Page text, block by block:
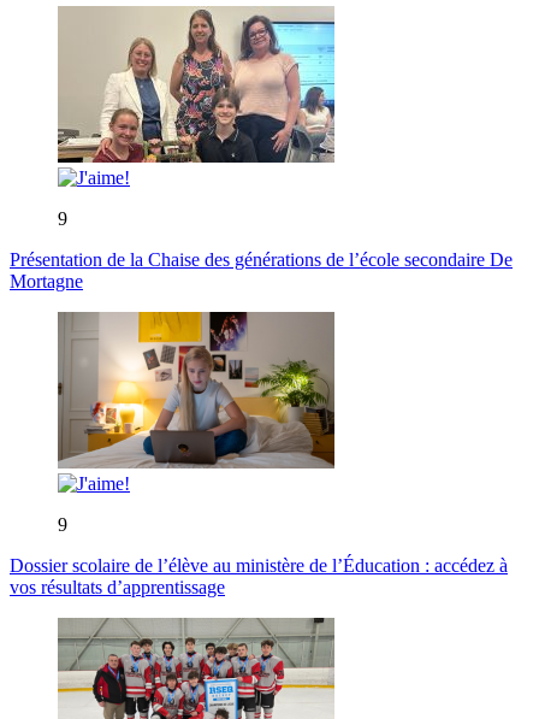
9
Présentation de la Chaise des générations de l’école secondaire De
Mortagne
9
Dossier scolaire de l’élève au ministère de l’Éducation : accédez à
vos résultats d’apprentissage